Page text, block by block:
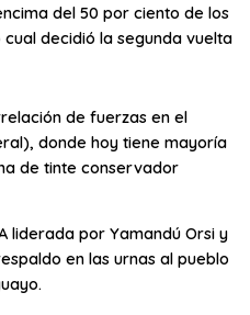
del 50 por ciento de los
decidió la segunda vuelta
de fuerzas en el
donde hoy tiene mayoría
de tinte conservador
liderada por Yamandú Orsi y
en las urnas al pueblo